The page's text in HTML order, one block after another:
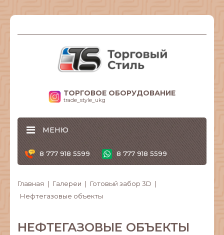
ТОРГОВОЕ ОБОРУДОВАНИЕ
trade_style_ukg
МЕНЮ
8 777 918 5599 8 777 918 5599
Главная Галереи
Готовый забор 3D
Нефтегазовые объекты
НЕФТЕГАЗОВЫЕ ОБЪЕКТЫ